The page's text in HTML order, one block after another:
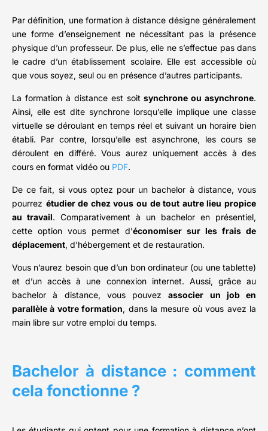
Par définition, une formation à distance désigne généralement
une forme d’enseignement ne nécessitant pas la présence
physique d’un professeur. De plus, elle ne s’effectue pas dans
le cadre d’un établissement scolaire. Elle est accessible où
que vous soyez, seul ou en présence d’autres participants.
La formation à distance est soit synchrone ou asynchrone.
Ainsi, elle est dite synchrone lorsqu’elle implique une classe
virtuelle se déroulant en temps réel et suivant un horaire bien
établi. Par contre, lorsqu’elle est asynchrone, les cours se
déroulent en différé. Vous aurez uniquement accès à des
cours en format vidéo ou PDF.
De ce fait, si vous optez pour un bachelor à distance, vous
pourrez étudier de chez vous ou de tout autre lieu propice
au travail. Comparativement à un bachelor en présentiel,
cette option vous permet d’économiser sur les frais de
déplacement, d’hébergement et de restauration.
Vous n’aurez besoin que d’un bon ordinateur (ou une tablette)
et d’un accès à une connexion internet. Aussi, grâce au
bachelor à distance, vous pouvezassocier un job en
parallèle à votre formation, dans la mesure où vous avez la
main libre sur votre emploi du temps.
Bachelor à distance : comment
cela fonctionne ?